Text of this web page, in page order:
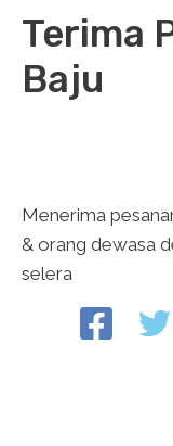
Terima
Baju
Menerima
& orang dewasa
selera